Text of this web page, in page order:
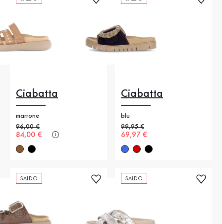
Ciabatta
marrone
Prezzo precedente
96,00 €
Nuovo prezzo
84,00 €
Ciabatta
blu
Prezzo precedente
99,95 €
Nuovo prezzo
69,97 €
SALDO SALDO